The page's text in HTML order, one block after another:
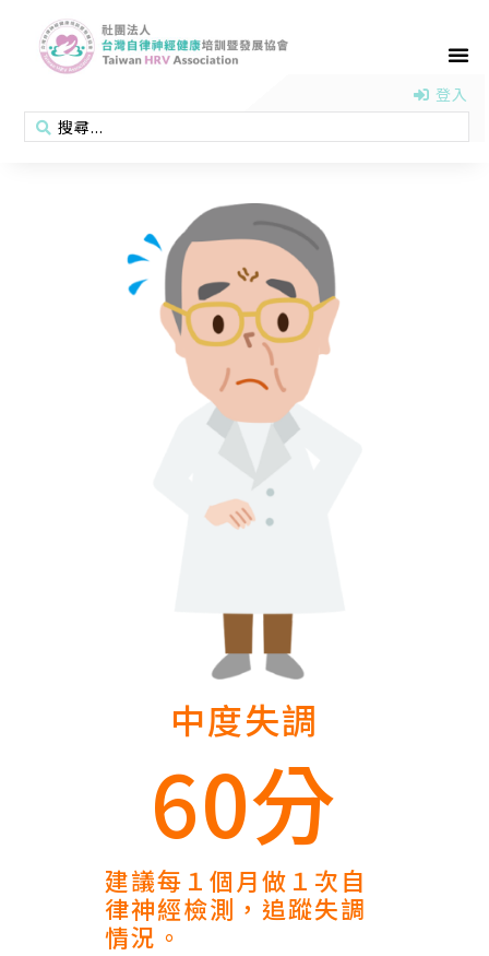
登入
中度失調
60分
建議每１個月做１次自
律神經檢測，追蹤失調
情況。